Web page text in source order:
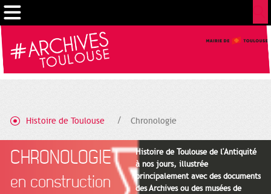
Histoire de Toulouse Chronologie
CHRONOLOGIE
en construction
Histoire de Toulouse de l'Antiquité
à nos jours, illustrée
principalement avec des documents
des Archives ou des musées de
Gestion de vos préférences sur les cookies